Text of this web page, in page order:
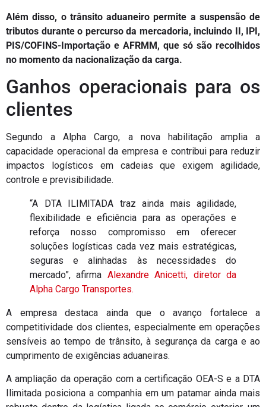
Além disso, o trânsito aduaneiro permite a suspensão de
tributos durante o percurso da mercadoria, incluindo II, IPI,
PIS/COFINS-Importação e AFRMM, que só são recolhidos
no momento da nacionalização da carga.
Ganhos operacionais para os
clientes
Segundo a Alpha Cargo, a nova habilitação amplia a
capacidade operacional da empresa e contribui para reduzir
impactos logísticos em cadeias que exigem agilidade,
controle e previsibilidade.
“A DTA ILIMITADA traz ainda mais agilidade,
flexibilidade e eficiência para as operações e
reforça nosso compromisso em oferecer
soluções logísticas cada vez mais estratégicas,
seguras e alinhadas às necessidades do
mercado”, afirma Alexandre Anicetti, diretor da
Alpha Cargo Transportes.
A empresa destaca ainda que o avanço fortalece a
competitividade dos clientes, especialmente em operações
sensíveis ao tempo de trânsito, à segurança da carga e ao
cumprimento de exigências aduaneiras.
A ampliação da operação com a certificação OEA-S e a DTA
Ilimitada posiciona a companhia em um patamar ainda mais